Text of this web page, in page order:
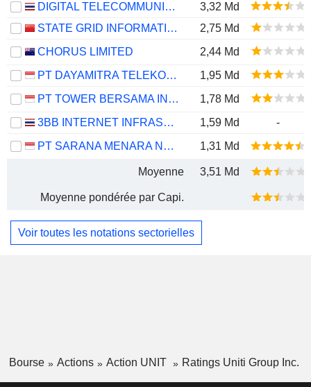
DIGITAL TELECOMMUNICATIONS INFRASTRUCTURE FUND
3,32 Md
STATE GRID INFORMATION & COMMUNICATION CO., LTD.
2,75 Md
CHORUS LIMITED
2,44 Md
PT DAYAMITRA TELEKOMUNIKASI TBK.
1,95 Md
PT TOWER BERSAMA INFRASTRUCTURE TBK
1,78 Md
3BB INTERNET INFRASTRUCTURE FUND
1,59 Md
-
PT SARANA MENARA NUSANTARA TBK.
1,31 Md
Moyenne 3,51 Md
Moyenne pondérée par Capi.
Voir toutes les notations sectorielles
Bourse Actions Action UNIT Ratings Uniti Group Inc.